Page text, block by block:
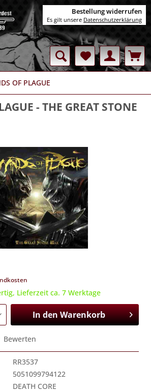
OF PLAGUE
- THE GREAT STONE
Lieferzeit ca. 7 Werktage
In denWarenkorb
Bewerten
RR3537
5051099794122
DEATH CORE
Bestellung widerrufen
Es gilt unsere Datenschutzerklärung